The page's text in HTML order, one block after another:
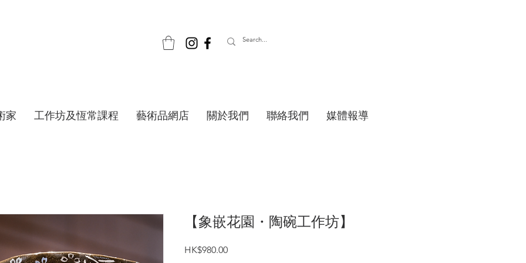
家 工作坊及恆常課程 藝術品網店 關於我們 聯絡我們 媒體報導
【象嵌花園・陶碗工作坊】
HK$980.00價